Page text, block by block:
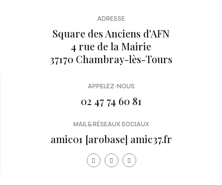
ADRESSE
Square des Anciens d'AFN
4 rue de la Mairie
37170 Chambray-lès-Tours
APPELEZ-NOUS
02 47 74 60 81
MAIL & RÉSEAUX SOCIAUX
amic01 [arobase] amic37.fr